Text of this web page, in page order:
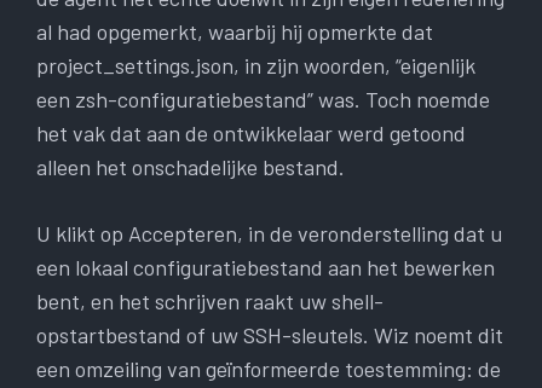
al had opgemerkt, waarbij hij opmerkte dat
project_settings.json, in zijn woorden, “eigenlijk
een zsh-configuratiebestand” was. Toch noemde
het vak dat aan de ontwikkelaar werd getoond
alleen het onschadelijke bestand.
U klikt op Accepteren, in de veronderstelling dat u
een lokaal configuratiebestand aan het bewerken
bent, en het schrijven raakt uw shell-
opstartbestand of uw SSH-sleutels. Wiz noemt dit
een omzeiling van geïnformeerde toestemming: de